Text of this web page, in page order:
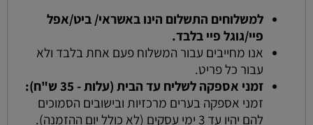
למשלוחים התשלום הינו באשראי/ ביט/אפל
פיי/גוגל פיי בלבד.
אנו מחייבים עבור המשלוח פעם אחת בלבד ולא
עבור כל פריט.
זמני אספקה לשליח עד הבית (עלות - 35 ש"ח):
זמני אספקה בערים מרכזיות ובישובים הסמוכים
להם יהיו עד 3 ימי עסקים (לא כולל יום ההזמנה).